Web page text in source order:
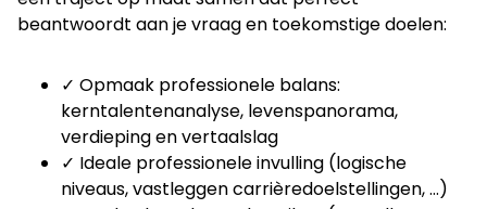
beantwoordt aan je vraag en toekomstige doelen:
✓ Opmaak professionele balans:
kerntalentenanalyse, levenspanorama,
verdieping en vertaalslag
✓ Ideale professionele invulling (logische
niveaus, vastleggen carrièredoelstellingen, …)